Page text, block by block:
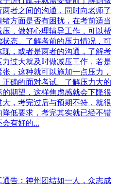
者之间的沟通，同时向老师了
方面是否有困扰，在考前适当
，做好心理辅导工作，可以帮
态。了解考前的压力情况，可
现，或者是两者的沟通，了解考
过大就及时做减压工作，若是
，这种就可以施加一点压力，
确的面对考试。了解压力大的
期望，这样焦虑感就会下降很
，考完过后与预期不符，就很
低要求，考完其实就已经不错
有好的...
告：神州团结如一人，众志成